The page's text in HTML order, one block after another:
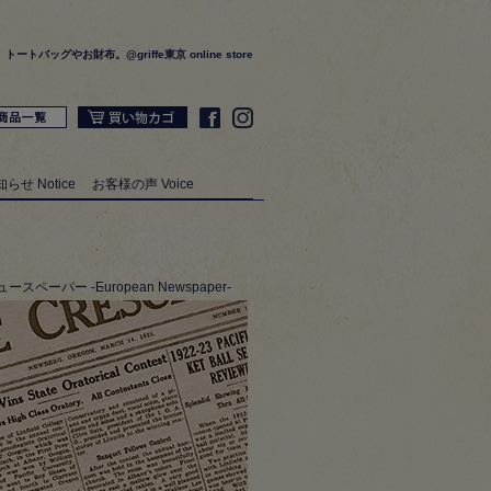
トートバッグやお財布。@griffe東京 online store
らせ Notice お客様の声 Voice
ースペーパー -European Newspaper-